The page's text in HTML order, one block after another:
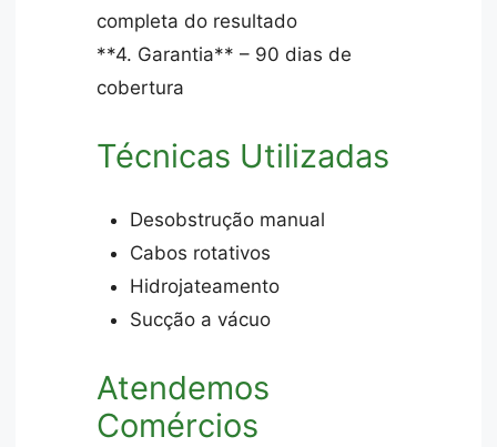
completa do resultado
**4. Garantia** – 90 dias de
cobertura
Técnicas Utilizadas
Desobstrução manual
Cabos rotativos
Hidrojateamento
Sucção a vácuo
Atendemos
Comércios